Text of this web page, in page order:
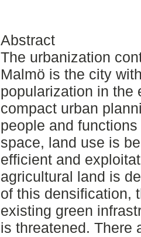
Abstract
The urbanization
Malmö is the city
popularization in the
compact urban
people and
space, land use is
efficient and
agricultural land is
of this densification,
existing green
is threatened. There